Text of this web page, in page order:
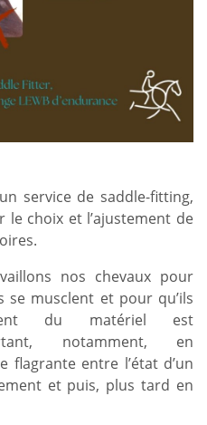
service de saddle-fitting,
le choix et l’ajustement de
nos chevaux pour
se musclent et pour qu’ils
du matériel est
notamment, en
flagrante entre l’état d’un
et puis, plus tard en